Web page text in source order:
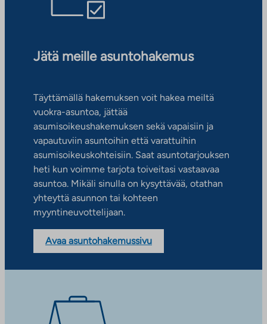
Jätä meille asuntohakemus
Täyttämällä hakemuksen voit hakea meiltä
vuokra-asuntoa, jättää
asumisoikeushakemuksen sekä vapaisiin ja
vapautuviin asuntoihin että varattuihin
asumisoikeuskohteisiin. Saat asuntotarjouksen
heti kun voimme tarjota toiveitasi vastaavaa
asuntoa. Mikäli sinulla on kysyttävää, otathan
yhteyttä asunnon tai kohteen
myyntineuvottelijaan.
Avaa asuntohakemussivu